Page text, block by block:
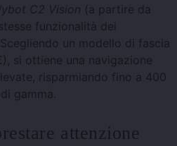
C2 Vision (a partire da
funzionalità dei
un modello di fascia
si ottiene una navigazione
risparmiando fino a 400
gamma.
attenzione